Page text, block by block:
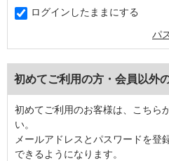
ログインしたままにする
パ
初めてご利用の方・会員以外
初めてご利用のお客様は、こちら
い。
メールアドレスとパスワードを登
できるようになります。